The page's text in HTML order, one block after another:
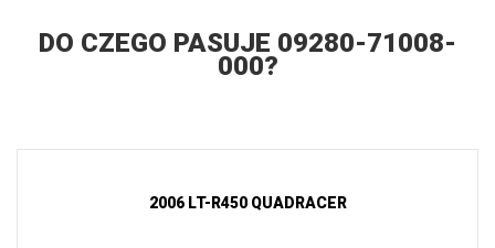
DO CZEGO PASUJE 09280-71008-
000?
2006 LT-R450 QUADRACER